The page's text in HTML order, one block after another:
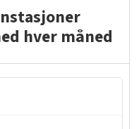
hver måned
kylling og 98